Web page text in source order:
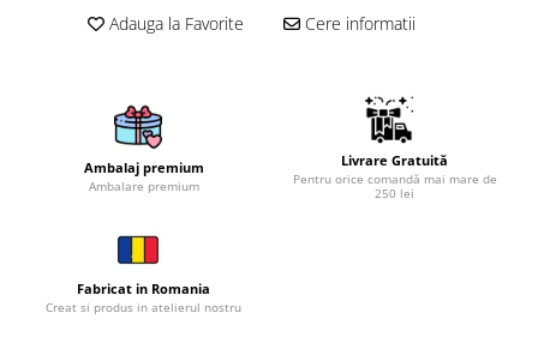
Cercei din lemn
Tocatoare Personalizate
Suporturi de Pahare
Manusi Personalizate
Accesorii pentru Bauturi
Personalizate
Termosuri Personalizate
Adauga la Favorite Cere informatii
Ambalaj premium
Ambalare premium
Livrare Gratuită
Pentru orice comandă mai mare de
250 lei
Fabricat in Romania
Creat si produs in atelierul nostru